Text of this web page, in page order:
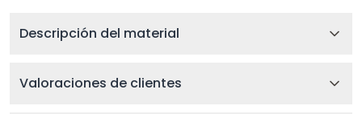
Descripción del material
Valoraciones de clientes